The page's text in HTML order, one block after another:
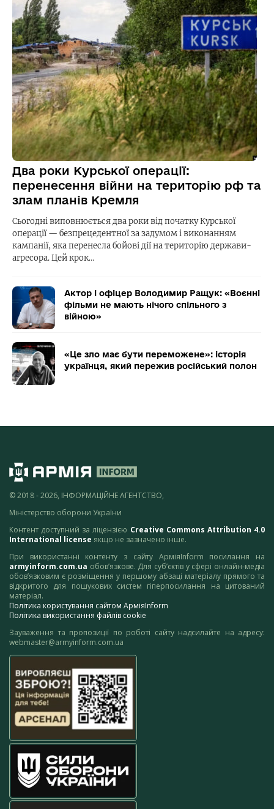
Два роки Курської операції:
перенесення війни на територію рф та
злам планів Кремля
Сьогодні виповнюється два роки від початку Курської
операції — безпрецедентної за задумом і виконанням
кампанії, яка перенесла бойові дії на територію держави-
агресора. Цей крок…
Актор і офіцер Володимир Ращук: «Воєнні
фільми не мають нічого спільного з
війною»
«Це зло має бути переможене»: історія
українця, який пережив російський полон
© 2018 - 2026, ІНФОРМАЦІЙНЕ АГЕНТСТВО,
Міністерство оборони України
Контент доступний за ліцензією Creative Commons Attribution 4.0
International license якщо не зазначено інше.
При використанні контенту з сайту АрміяInform посилання на
armyinform.com.ua обов’язкове. Для суб’єктів у сфері онлайн-медіа
обов’язковим є розміщення у першому абзаці матеріалу прямого та
відкритого для пошукових систем гіперпосилання на цитований
матеріал.
Політика користування сайтом АрміяInform
Політика використання файлів cookie
Зауваження та пропозиції по роботі сайту надсилайте на адресу:
webmaster@armyinform.com.ua